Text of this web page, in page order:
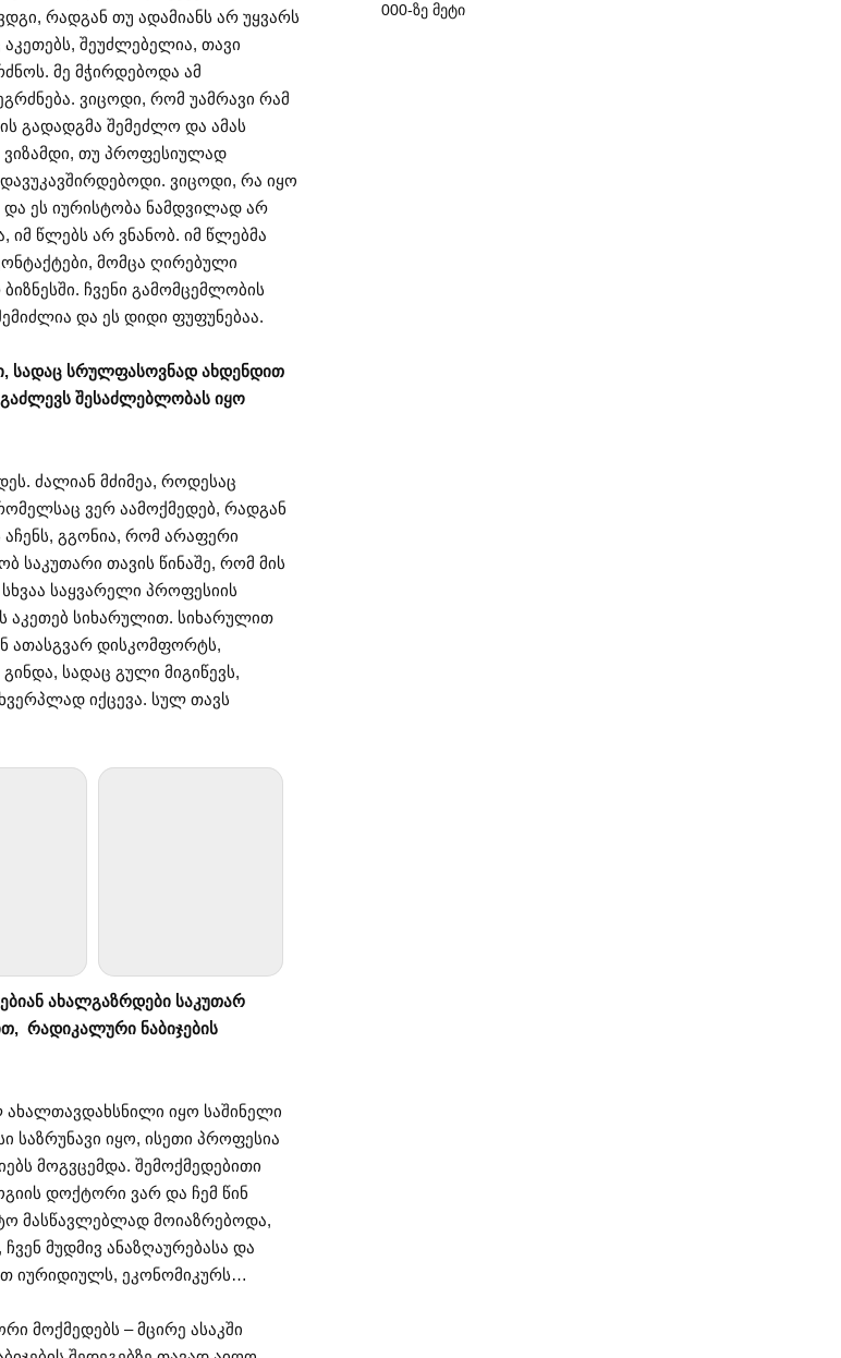
რადგან თუ ადამიანს არ უყვარს
აკეთებს, შეუძლებელია, თავი
მე მჭირდებოდა ამ
ვიცოდი, რომ უამრავი რამ
გადადგმა შემეძლო და ამას
თუ პროფესიულად
ვიცოდი, რა იყო
და ეს იურისტობა ნამდვილად არ
იმ წლებს არ ვნანობ. იმ წლებმა
მომცა ღირებული
ჩვენი გამომცემლობის
და ეს დიდი ფუფუნებაა.
სადაც სრულფასოვნად ახდენდით
შესაძლებლობას იყო
ძალიან მძიმეა, როდესაც
ვერ აამოქმედებ, რადგან
გგონია, რომ არაფერი
საკუთარი თავის წინაშე, რომ მის
საყვარელი პროფესიის
აკეთებ სიხარულით. სიხარულით
ათასგვარ დისკომფორტს,
სადაც გული მიგიწევს,
იქცევა. სულ თავს
ახალგაზრდები საკუთარ
რადიკალური ნაბიჯების
ახალთავდახსნილი იყო საშინელი
საზრუნავი იყო, ისეთი პროფესია
მოგვცემდა. შემოქმედებითი
დოქტორი ვარ და ჩემ წინ
მასწავლებლად მოიაზრებოდა,
მუდმივ ანაზღაურებასა და
იურიდიულს, ეკონომიკურს…
მოქმედებს – მცირე ასაკში
000-ზე მეტი